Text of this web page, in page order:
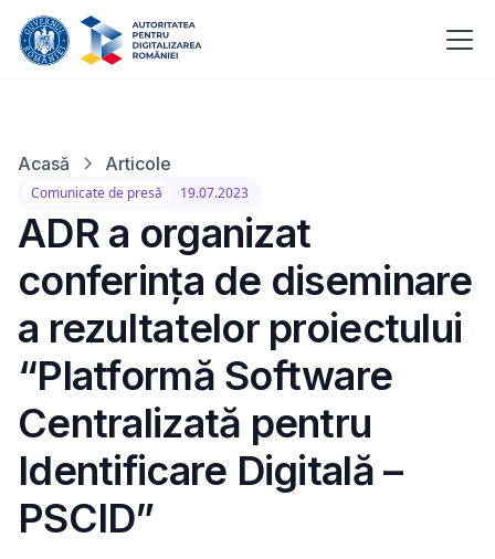
Acasă Articole
Comunicate de presă 19.07.2023
ADR a organizat
conferința de diseminare
a rezultatelor proiectului
“Platformă Software
Centralizată pentru
Identificare Digitală –
PSCID”